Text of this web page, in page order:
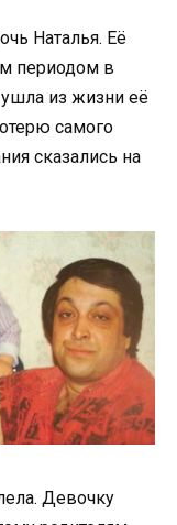
Наталья. Её
периодом в
из жизни её
самого
сказались на
Девочку